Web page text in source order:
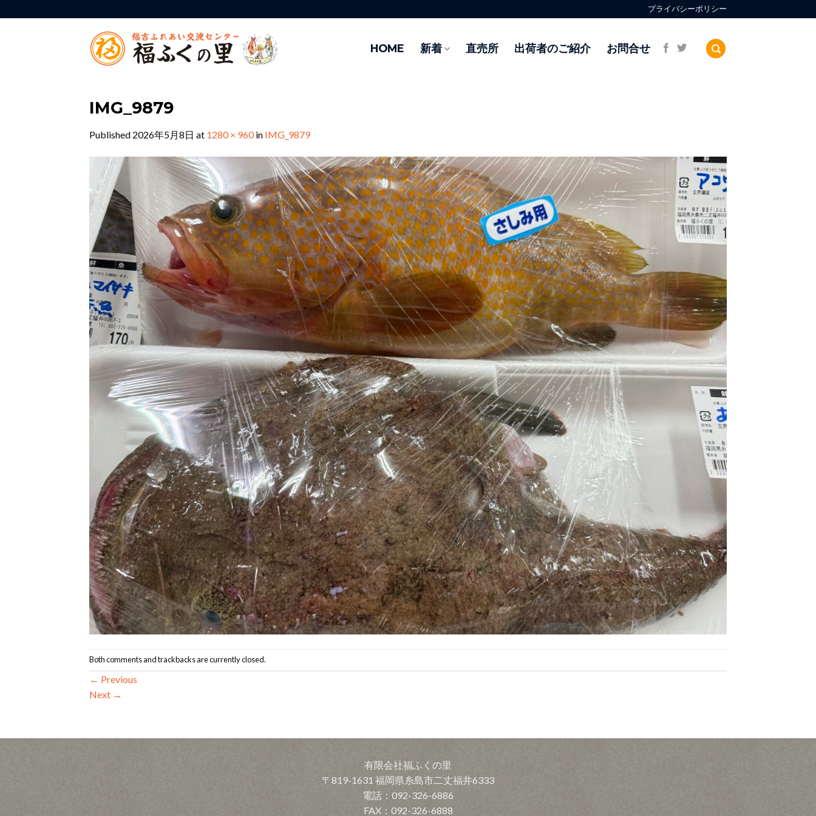
to
プライバシーポリシー
HOME 新着 直売所 出荷者のご紹介 お問合せ
IMG_9879
Published 2026年5月8日 at 1280 × 960in IMG_9879
Both comments and trackbacks are currently closed.
← Previous
Next →
有限会社福ふくの里
〒819-1631 福岡県糸島市二丈福井6333
電話：092-326-6886
FAX：092-326-6888